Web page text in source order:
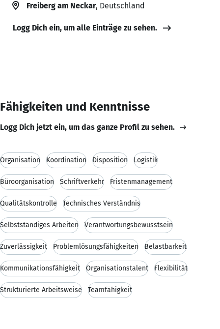
Freiberg am Neckar, Deutschland
Logg Dich ein, um alle Einträge zu sehen.
Fähigkeiten und Kenntnisse
Logg Dich jetzt ein, um das ganze Profil zu sehen.
Organisation Koordination Disposition Logistik
Büroorganisation Schriftverkehr Fristenmanagement
Qualitätskontrolle Technisches Verständnis
Selbstständiges Arbeiten Verantwortungsbewusstsein
Zuverlässigkeit Problemlösungsfähigkeiten Belastbarkeit
Kommunikationsfähigkeit Organisationstalent Flexibilität
Strukturierte Arbeitsweise Teamfähigkeit